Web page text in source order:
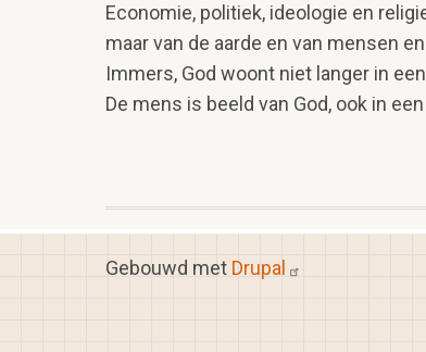
Economie, politiek, ideologie en
maar van de aarde en van mensen
Immers, God woont niet langer in
De mens is beeld van God, ook in
Gebouwd met Drupal